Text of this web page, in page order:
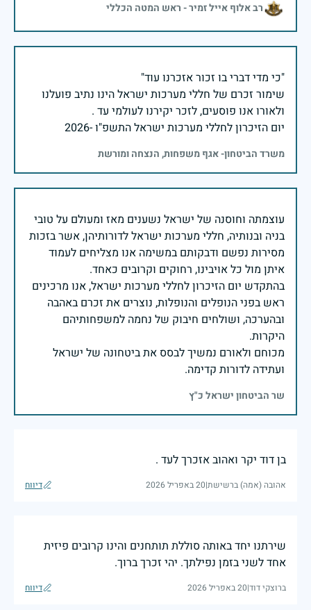
רב אלוף אייל זמיר - ראש המטה הכללי
שימור זכרם של חללי מערכות ישראל הינו נתיב פועלנו
יום הזיכרון לחללי מערכות ישראל התשפ"ו -2026
משרד הביטחון- אגף משפחות, הנצחה ומורשת
עוצמתה וחוסנה של ישראל נשענים מאז ומעולם על טובי
בניה ובנותיה, חללי מערכות ישראל לדורותיהן, אשר בזכות
מסירות נפשם ודבקותם במשימה אנו מצליחים לעמוד
בהתקדש יום הזיכרון לחללי מערכות ישראל, אנו מרכינים
ראש בפני הנופלים והנופלות, נוצרים את זכרם באהבה
ובהערכה, ושולחים חיבוק של נחמה למשפחותיהם
מכוחם ולאורם נמשיך לבסס את ביטחונה של ישראל
ועתידה לדורות קדימה.
שר הביטחון ישראל כ"ץ
בן דוד יקר ואהוב אזכרך לעד .
אהובה (אמה) ברשישת|20 באפריל 2026 דיווח
שירתנו יחד באותה סוללת תותחנים והינו קרובים פיזית
אחד לשני בזמן נפילתך. יהי זכרך ברוך.
ברוצקי דוד|20 באפריל 2026 דיווח